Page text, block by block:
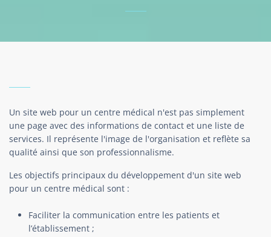
Un site web pour un centre médical n'est pas simplement
une page avec des informations de contact et une liste de
services. Il représente l'image de l'organisation et reflète sa
qualité ainsi que son professionnalisme.
Les objectifs principaux du développement d'un site web
pour un centre médical sont :
Faciliter la communication entre les patients et
l’établissement ;